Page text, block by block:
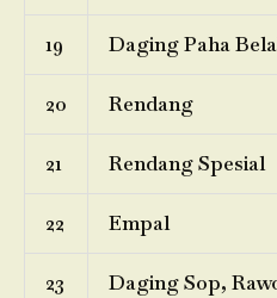
19 Daging Paha
20 Rendang
21 Rendang Spesial
22 Empal
23 Daging Sop,